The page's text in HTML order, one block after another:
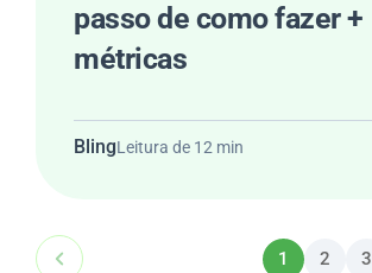
passo de como fazer +
métricas
BlingLeitura de 12 min
1 2 3